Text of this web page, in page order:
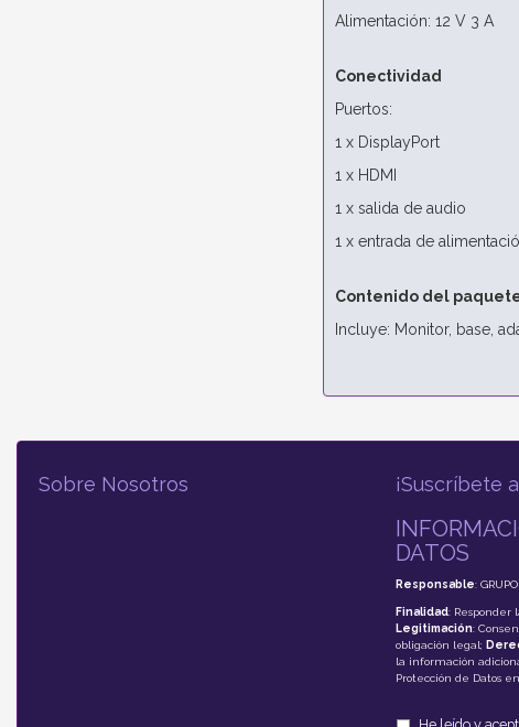
Alimentación: 12 V 3 A
Conectividad
Puertos:
1 x DisplayPort
1 x HDMI
1 x salida de audio
1 x entrada de
Contenido del
Incluye: Monitor, base,
Sobre Nosotros ¡Suscríbete
DATOS
Responsable:
Finalidad: Responder
Legitimación:
obligación legal;
la información
Protección de Datos